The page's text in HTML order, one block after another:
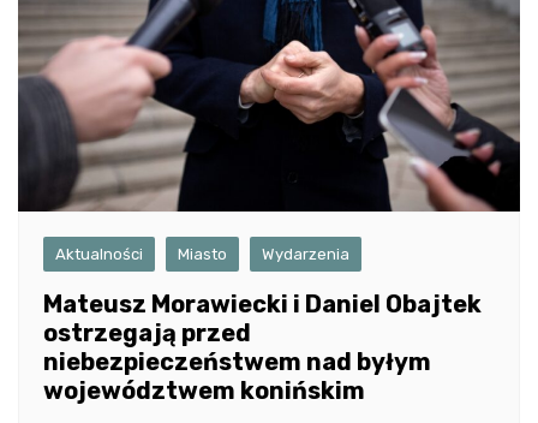
Aktualności Miasto Wydarzenia
Mateusz Morawiecki i Daniel Obajtek
ostrzegają przed
niebezpieczeństwem nad byłym
województwem konińskim